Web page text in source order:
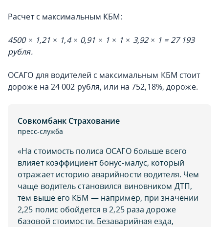
Расчет с максимальным КБМ:
4500 × 1,21 × 1,4 × 0,91 × 1 × 1 × 3,92 × 1 = 27 193
рубля.
ОСАГО для водителей с максимальным КБМ стоит
дороже на 24 002 рубля, или на 752,18%, дороже.
Совкомбанк Страхование
пресс-служба
«На стоимость полиса ОСАГО больше всего
влияет коэффициент бонус-малус, который
отражает историю аварийности водителя. Чем
чаще водитель становился виновником ДТП,
тем выше его КБМ — например, при значении
2,25 полис обойдется в 2,25 раза дороже
базовой стоимости. Безаварийная езда,